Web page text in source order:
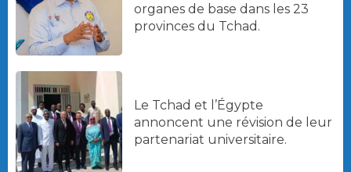
organes de base dans les 23
provinces du Tchad.
Le Tchad et l’Égypte
annoncent une révision de leur
partenariat universitaire.